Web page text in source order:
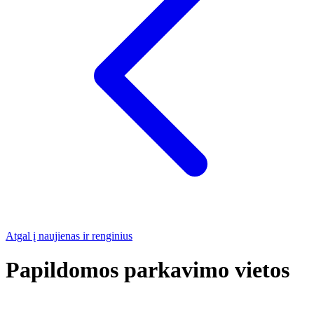
Atgal į naujienas ir renginius
Papildomos parkavimo vietos